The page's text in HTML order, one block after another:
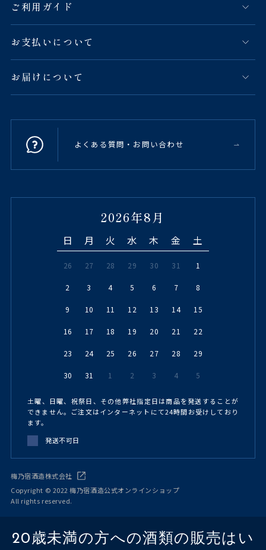
ご利用ガイド
お支払いについて
お届けについて
よくある質問・お問い合わせ
2026年8月
日 月 火 水 木 金 土
26 27 28 29 30 31 1
2 3 4 5 6 7 8
9 10 11 12 13 14 15
16 17 18 19 20 21 22
23 24 25 26 27 28 29
30 31 1 2 3 4 5
土曜、日曜、祝祭日、その他弊社指定日は商品を発送することが
できません。ご注文はインターネットにて24時間お受けしており
ます。
発送不可日
梅乃宿酒造株式会社
Copyright © 2022 梅乃宿酒造公式オンラインショップ
All rights reserved.
20歳未満の方への酒類の販売はい